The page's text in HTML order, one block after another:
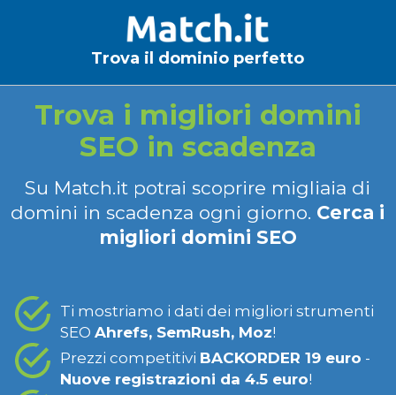
Trova il dominio perfetto
Trova i migliori domini
SEO in scadenza
Su Match.it potrai scoprire migliaia di
domini in scadenza ogni giorno. Cerca i
migliori domini SEO
Ti mostriamo i dati dei migliori strumenti
SEO Ahrefs, SemRush, Moz!
Prezzi competitivi BACKORDER 19 euro -
Nuove registrazioni da 4.5 euro!